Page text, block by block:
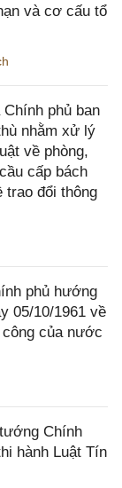
và cơ cấu tổ
phủ ban
nhằm xử lý
về phòng,
cấp bách
trao đổi thông
phủ hướng
05/10/1961 về
của nước
Chính
hành Luật Tín